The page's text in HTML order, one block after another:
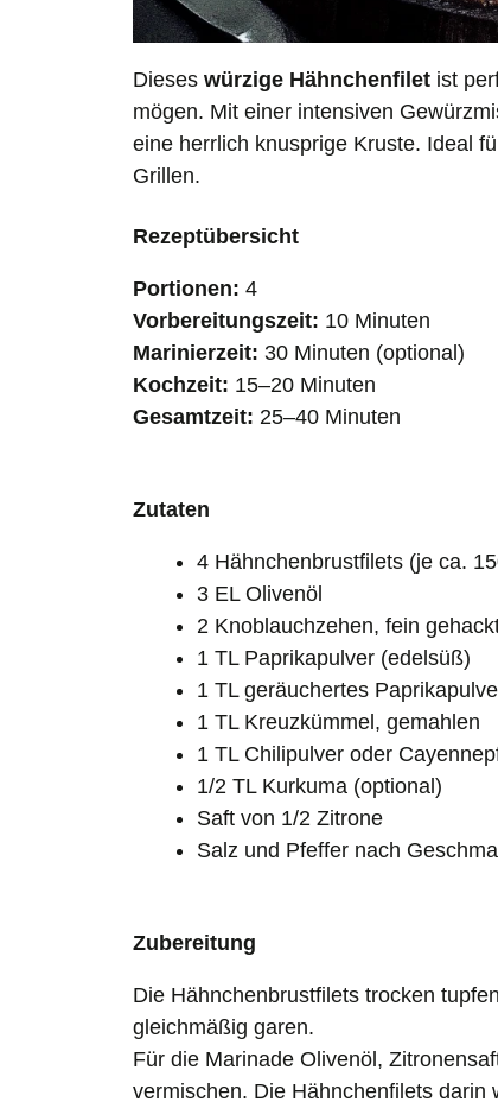
Dieses würzige Hähnchenfilet ist
mögen. Mit einer intensiven
eine herrlich knusprige Kruste. Ideal
Grillen.
Rezeptübersicht
Portionen: 4
Vorbereitungszeit: 10 Minuten
Marinierzeit: 30 Minuten (optional)
Kochzeit: 15–20 Minuten
Gesamtzeit: 25–40 Minuten
Zutaten
4 Hähnchenbrustfilets (je ca.
3 EL Olivenöl
2 Knoblauchzehen, fein
1 TL Paprikapulver (edelsüß)
1 TL geräuchertes
1 TL Kreuzkümmel, gemahlen
1 TL Chilipulver oder
1/2 TL Kurkuma (optional)
Saft von 1/2 Zitrone
Salz und Pfeffer nach
Zubereitung
Die Hähnchenbrustfilets trocken
gleichmäßig garen.
Für die Marinade Olivenöl,
vermischen. Die Hähnchenfilets